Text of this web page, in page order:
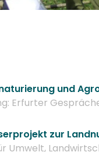
und
Erfurter
zur
Umwelt,